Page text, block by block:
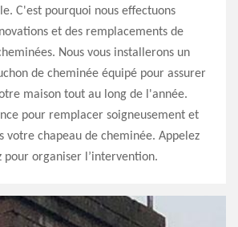
C'est pourquoi nous effectuons
et des remplacements de
Nous vous installerons un
de cheminée équipé pour assurer
maison tout au long de l'année.
pour remplacer soigneusement et
votre chapeau de cheminée. Appelez
pour organiser l’intervention.